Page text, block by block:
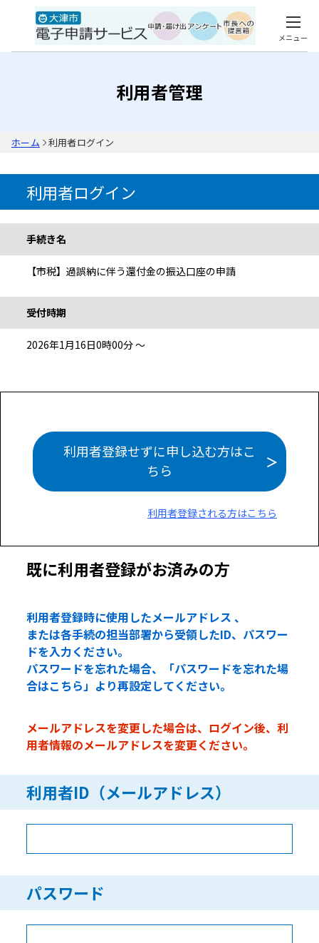
メニュー
利用者管理
ホーム 利用者ログイン
利用者ログイン
手続き名
【市税】過誤納に伴う還付金の振込口座の申請
受付時期
2026年1月16日0時00分 ～
利用者登録せずに申し込む方はこ
ちら
利用者登録される方はこちら
既に利用者登録がお済みの方
利用者登録時に使用したメールアドレス 、
または各手続の担当部署から受領したID、パスワー
ドを入力ください。
パスワードを忘れた場合、「パスワードを忘れた場
合はこちら」より再設定してください。
メールアドレスを変更した場合は、ログイン後、利
用者情報のメールアドレスを変更ください。
利用者ID（メールアドレス）
パスワード